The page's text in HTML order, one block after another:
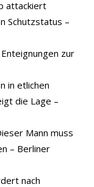
attackiert
Schutzstatus –
zur
in etlichen
die Lage –
Mann muss
– Berliner
nach